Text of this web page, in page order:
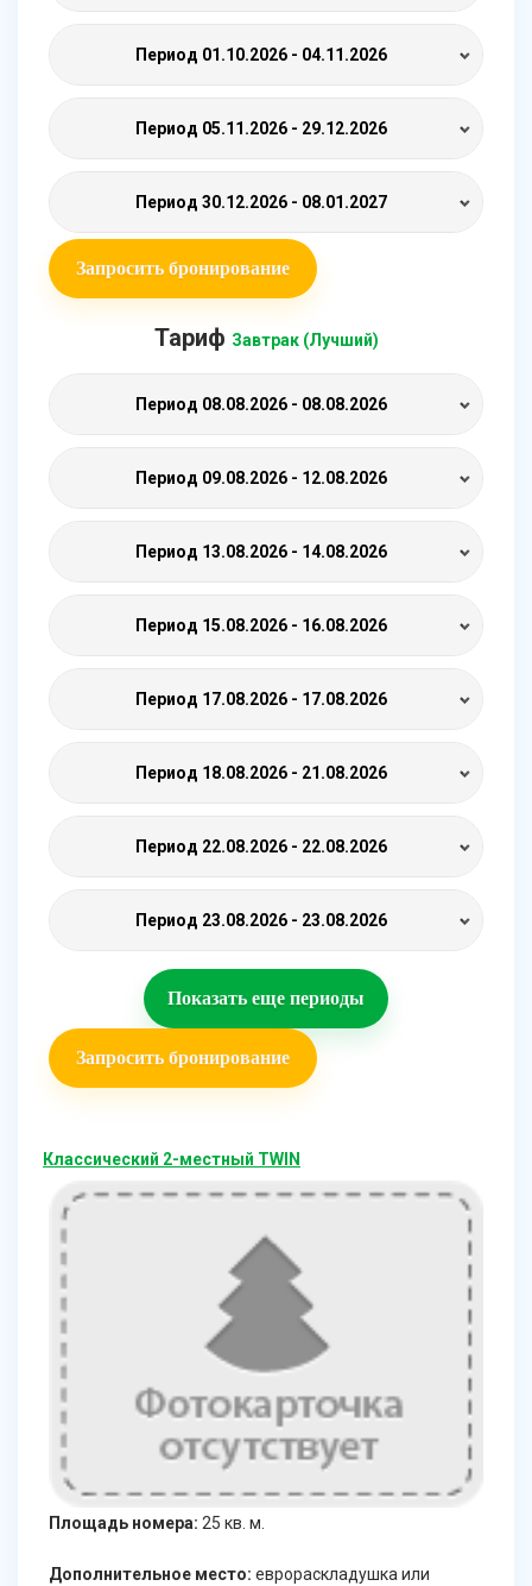
Период 01.10.2026 - 04.11.2026
Период 05.11.2026 - 29.12.2026
Период 30.12.2026 - 08.01.2027
Запросить бронирование
Тариф Завтрак (Лучший)
Период 08.08.2026 - 08.08.2026
Период 09.08.2026 - 12.08.2026
Период 13.08.2026 - 14.08.2026
Период 15.08.2026 - 16.08.2026
Период 17.08.2026 - 17.08.2026
Период 18.08.2026 - 21.08.2026
Период 22.08.2026 - 22.08.2026
Период 23.08.2026 - 23.08.2026
Показать еще периоды
Запросить бронирование
Классический 2-местный TWIN
Площадь номера: 25 кв. м.
Дополнительное место: еврораскладушка или